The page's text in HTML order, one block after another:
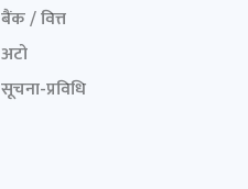
बैंक / वित्त
अटो
सूचना-प्रविधि